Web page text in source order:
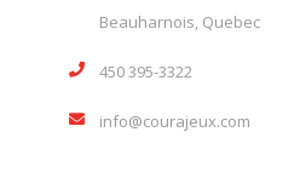
Beauharnois, Quebec
450 395-3322
info@courajeux.com